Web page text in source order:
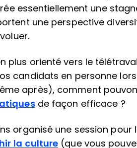
essentiellement une
une perspective
plus orienté vers le
candidats en personne
après), comment
de façon efficace ?
organisé une session pour
la culture (que vous